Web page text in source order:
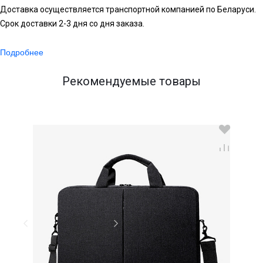
Доставка осуществляется транспортной компанией по Беларуси.
Срок доставки 2-3 дня со дня заказа.
Подробнее
Рекомендуемые товары